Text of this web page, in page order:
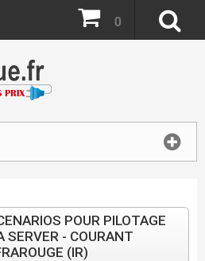
0
POUR PILOTAGE
SERVER - COURANT
(IR)